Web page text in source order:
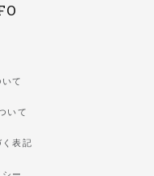
て
いて
く表記